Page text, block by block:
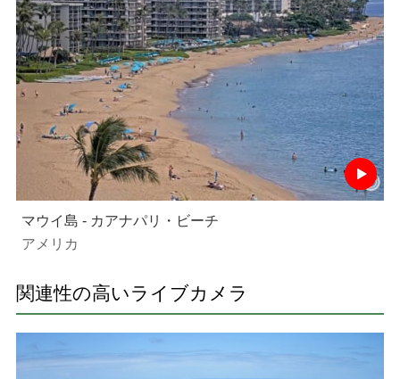
マウイ島 - カアナパリ・ビーチ
アメリカ
関連性の高いライブカメラ